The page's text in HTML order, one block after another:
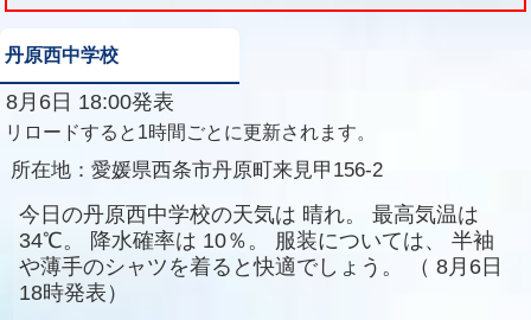
丹原西中学校
8月6日 18:00発表
リロードすると1時間ごとに更新されます。
所在地： 愛媛県西条市丹原町来見甲156-2
今日の丹原西中学校の天気は 晴れ。
最高気温は
34℃。
降水確率は 10％。 服装については、
半袖
や薄手のシャツを着ると快適でしょう。
（ 8月6日
18時発表）